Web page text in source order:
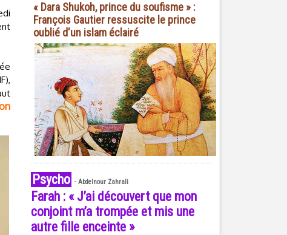
« Dara Shukoh, prince du soufisme » :
François Gautier ressuscite le prince
oublié d'un islam éclairé
Psycho - Abdelnour Zahrali
Farah : « J’ai découvert que mon
conjoint m’a trompée et mis une
autre fille enceinte »